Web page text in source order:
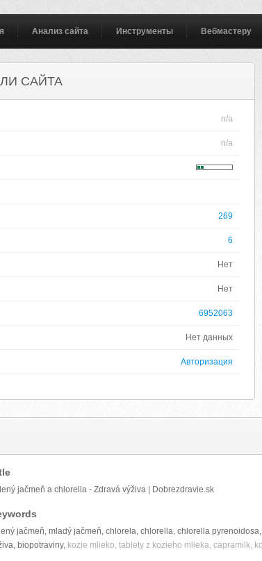
Анализ сайта Инструменты Вебмастеру
САЙТА
n/a
n/a
269
6
Нет
Нет
6952063
Нет данных
Авторизация
jačmeň a chlorella - Zdravá výživa | Dobrezdravie.sk
jačmeň, mladý jačmeň, chlorela, chlorella, chlorella
biopotraviny, kozie mlieko, tablety z kozieho mlieka, capramilk,